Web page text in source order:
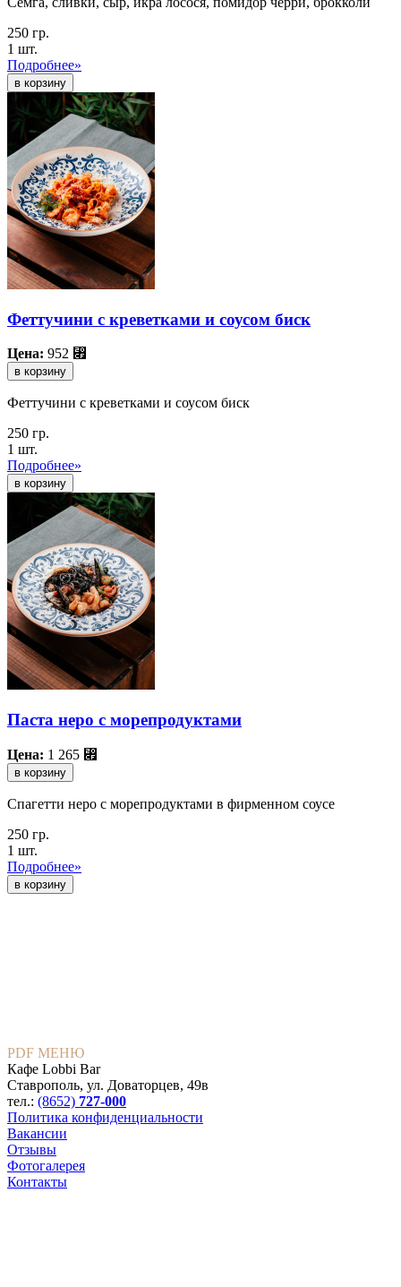
250 гр.
1 шт.
Подробнее»
Феттучини с креветками и соусом биск
Цена: 952 ⃏
в корзину
Феттучини с креветками и соусом биск
250 гр.
1 шт.
Подробнее»
Паста неро с морепродуктами
Цена: 1 265 ⃏
в корзину
Спагетти неро с морепродуктами в фирменном соусе
250 гр.
1 шт.
Подробнее»
PDF МЕНЮ
Кафе Lobbi Bar
Ставрополь, ул. Доваторцев, 49в
тел.: (8652) 727-000
Политика конфиденциальности
Вакансии
Отзывы
Фотогалерея
Контакты